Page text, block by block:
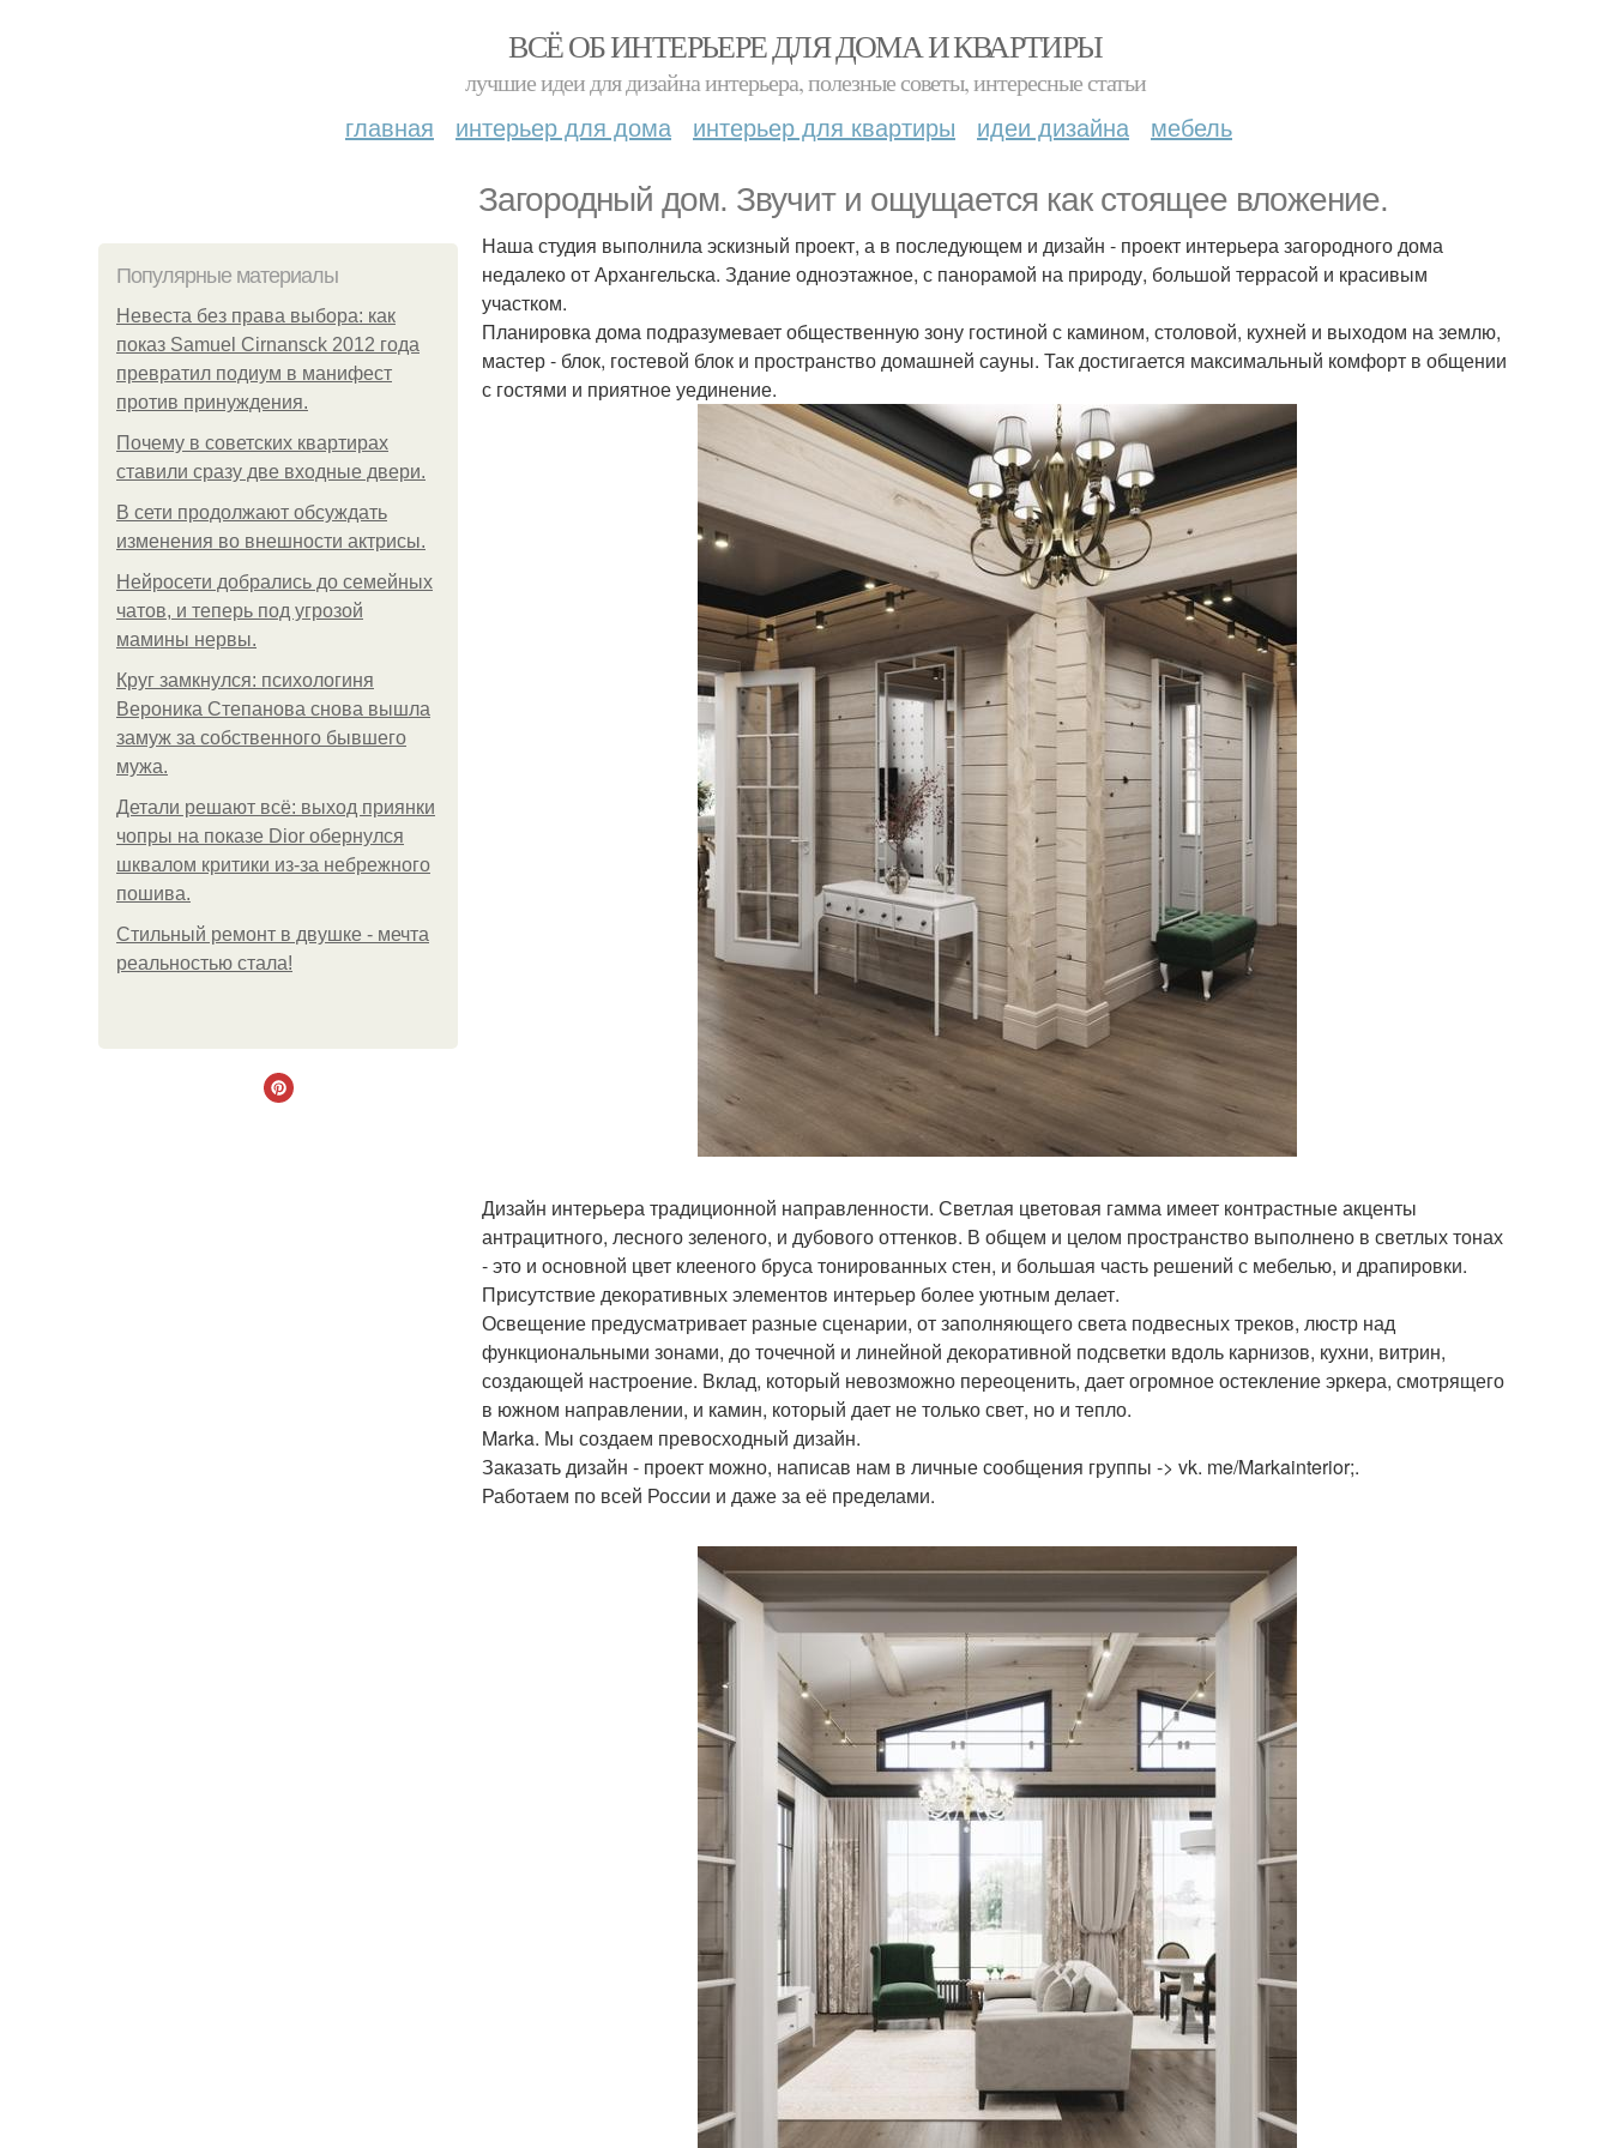
ВСЁ ОБ ИНТЕРЬЕРЕ ДЛЯ ДОМА И КВАРТИРЫ
лучшие идеи для дизайна интерьера, полезные советы, интересные статьи
главная интерьер для дома интерьер для квартиры идеи дизайна мебель
Загородный дом. Звучит и ощущается как стоящее вложение.
Популярные материалы
Невеста без права выбора: как
показ Samuel Cirnansck 2012 года
превратил подиум в манифест
против принуждения.
Почему в советских квартирах
ставили сразу две входные двери.
В сети продолжают обсуждать
изменения во внешности актрисы.
Нейросети добрались до семейных
чатов, и теперь под угрозой
мамины нервы.
Круг замкнулся: психологиня
Вероника Степанова снова вышла
замуж за собственного бывшего
мужа.
Детали решают всё: выход приянки
чопры на показе Dior обернулся
шквалом критики из-за небрежного
пошива.
Стильный ремонт в двушке - мечта
реальностью стала!
Наша студия выполнила эскизный проект, а в последующем и дизайн - проект интерьера загородного дома
недалеко от Архангельска. Здание одноэтажное, с панорамой на природу, большой террасой и красивым
участком.
Планировка дома подразумевает общественную зону гостиной с камином, столовой, кухней и выходом на землю,
мастер - блок, гостевой блок и пространство домашней сауны. Так достигается максимальный комфорт в общении
с гостями и приятное уединение.
Дизайн интерьера традиционной направленности. Светлая цветовая гамма имеет контрастные акценты
антрацитного, лесного зеленого, и дубового оттенков. В общем и целом пространство выполнено в светлых тонах
- это и основной цвет клееного бруса тонированных стен, и большая часть решений с мебелью, и драпировки.
Присутствие декоративных элементов интерьер более уютным делает.
Освещение предусматривает разные сценарии, от заполняющего света подвесных треков, люстр над
функциональными зонами, до точечной и линейной декоративной подсветки вдоль карнизов, кухни, витрин,
создающей настроение. Вклад, который невозможно переоценить, дает огромное остекление эркера, смотрящего
в южном направлении, и камин, который дает не только свет, но и тепло.
Marka. Мы создаем превосходный дизайн.
Заказать дизайн - проект можно, написав нам в личные сообщения группы -> vk. me/Markainterior;.
Работаем по всей России и даже за её пределами.